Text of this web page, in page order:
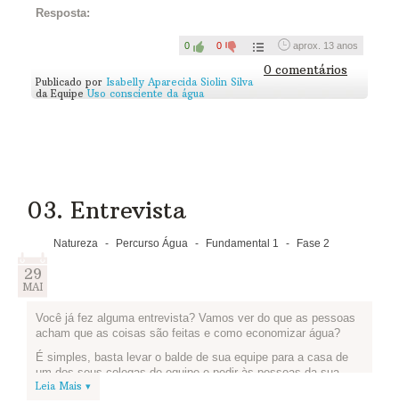
seriam? O que mudaria em sua produção e na quantidade de
pesquisar, usar sua criatividade e responder em texto ou em
desenho, como você preferir. Publique sua resposta abaixo:
Resposta:
0 0 aprox. 13 anos
0 comentários
Publicado por Isabelly Aparecida Siolin Silva
da Equipe Uso consciente da água
03. Entrevista
Natureza - Percurso Água - Fundamental 1 - Fase 2
29
MAI
Você já fez alguma entrevista? Vamos ver do que as pessoas
acham que as coisas são feitas e como economizar água?
É simples, basta levar o balde de sua equipe para a casa de
um dos seus colegas de equipe e pedir às pessoas da sua
família para escolher um dos objetos e contar para você do
Leia Mais ▾